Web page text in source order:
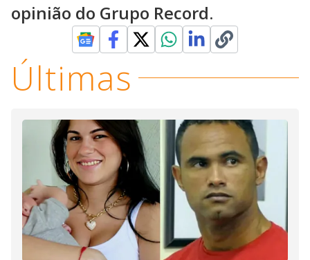
opinião do Grupo Record.
Últimas